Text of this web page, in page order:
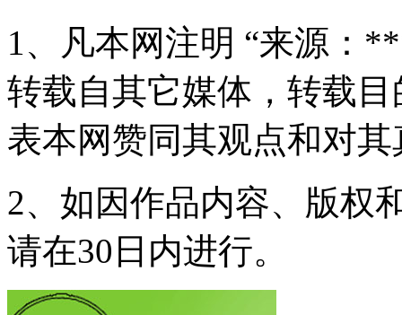
1、凡本网注明 “来源：
转载自其它媒体，转载
表本网赞同其观点和对
2、如因作品内容、版权
请在30日内进行。